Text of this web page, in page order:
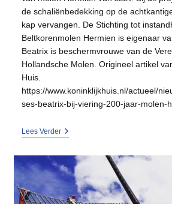
de schaliënbedekking op de
kap vervangen. De Stichting tot
Beltkorenmolen Hermien is eigenaar
Beatrix is beschermvrouwe van de
Hollandsche Molen. Origineel artikel
Huis.
https://www.koninklijkhuis.nl/actueel/
ses-beatrix-bij-viering-200-jaar-molen-
Lees VerderPrinses
Viering
200
Jaar
Molen
Hermien